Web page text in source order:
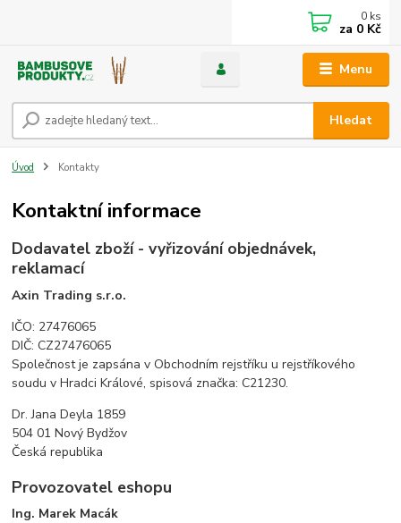
Menu
Hledat
0 ks
za 0 Kč
Úvod Kontakty
Kontaktní informace
Dodavatel zboží - vyřizování objednávek,
reklamací
Axin Trading s.r.o.
IČO: 27476065
DIČ: CZ27476065
Společnost je zapsána v Obchodním rejstříku u rejstříkového
soudu v Hradci Králové, spisová značka: C21230.
Dr. Jana Deyla 1859
504 01 Nový Bydžov
Česká republika
Provozovatel eshopu
Ing. Marek Macák